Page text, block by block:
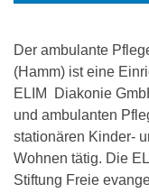
Der ambulante
(Hamm) ist eine
ELIM Diakonie
und ambulanten
stationären Kinder-
Wohnen tätig. Die
Stiftung Freie